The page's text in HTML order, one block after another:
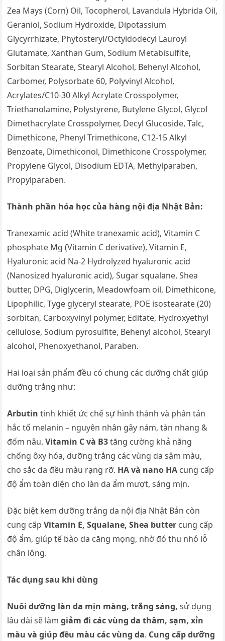
Zea Mays (Corn) Oil, Tocopherol, Lavandula Hybrida Oil,
Geraniol, Sodium Hydroxide, Dipotassium
Glycyrrhizate, Phytosteryl/Octyldodecyl Lauroyl
Glutamate, Xanthan Gum, Sodium Metabisulfite,
Sorbitan Stearate, Stearyl Alcohol, Behenyl Alcohol,
Carbomer, Polysorbate 60, Polyvinyl Alcohol,
Acrylates/C10-30 Alkyl Acrylate Crosspolymer,
Triethanolamine, Polystyrene, Butylene Glycol, Glycol
Dimethacrylate Crosspolymer, Decyl Glucoside, Talc,
Dimethicone, Phenyl Trimethicone, C12-15 Alkyl
Benzoate, Dimethiconol, Dimethicone Crosspolymer,
Propylene Glycol, Disodium EDTA, Methylparaben,
Propylparaben.
Thành phần hóa học của hàng nội địa Nhật Bản:
Tranexamic acid (White tranexamic acid), Vitamin C
phosphate Mg (Vitamin C derivative), Vitamin E,
Hyaluronic acid Na-2 Hydrolyzed hyaluronic acid
(Nanosized hyaluronic acid), Sugar squalane, Shea
butter, DPG, Diglycerin, Meadowfoam oil, Dimethicone,
Lipophilic, Tyge glyceryl stearate, POE isostearate (20)
sorbitan, Carboxyvinyl polymer, Editate, Hydroxyethyl
cellulose, Sodium pyrosulfite, Behenyl alcohol, Stearyl
alcohol, Phenoxyethanol, Paraben.
Hai loại sản phẩm đều có chung các dưỡng chất giúp
dưỡng trắng như:
Arbutin tinh khiết ức chế sự hình thành và phân tán
hắc tố melanin – nguyên nhân gây nám, tàn nhang &
đốm nâu.Vitamin C và B3tăng cường khả năng
chống ôxy hóa, dưỡng trắng các vùng da sậm màu,
cho sắc da đều màu rạng rỡ. HA và nano HA cung cấp
độ ẩm toàn diện cho làn da ẩm mượt, sáng mịn.
Đặc biệt kem dưỡng trắng da nội địa Nhật Bản còn
cung cấpVitamin E, Squalane, Shea butter cung cấp
độ ẩm, giúp tế bào da căng mọng, nhờ đó thu nhỏ lỗ
chân lông.
Tác dụng sau khi dùng
Nuôi dưỡng làn da mịn màng, trắng sáng, sử dụng
lâu dài sẽ làm giảm đi các vùng da thâm, sạm, xỉn
màu và giúp đều màu các vùng da. Cung cấp dưỡng